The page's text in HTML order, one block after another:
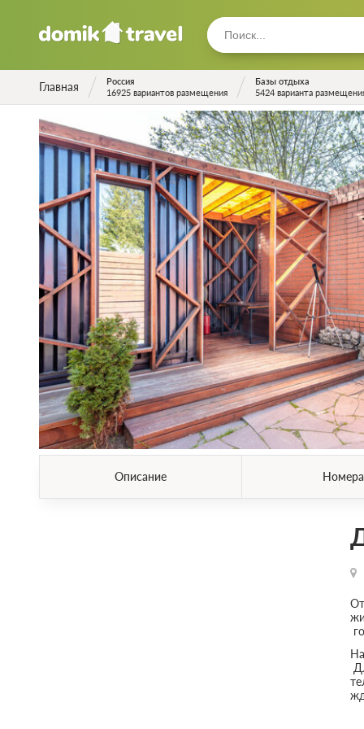
Главная
Россия
16925 вариантов размещения
Базы отдыха
5424 варианта
Описание Номера